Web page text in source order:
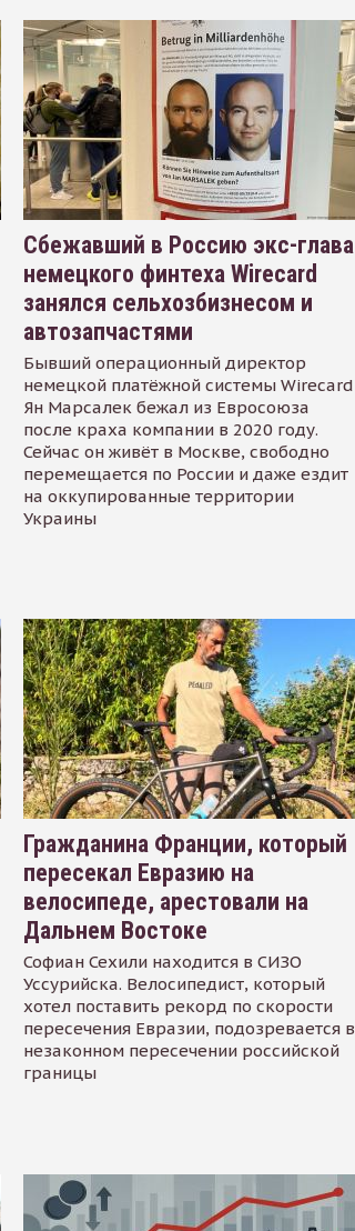
Сбежавший в Россию экс-глава
немецкого финтеха Wirecard
занялся сельхозбизнесом и
автозапчастями
Бывший операционный директор
немецкой платёжной системы Wirecard
Ян Марсалек бежал из Евросоюза
после краха компании в 2020 году.
Сейчас он живёт в Москве, свободно
перемещается по России и даже ездит
на оккупированные территории
Украины
Гражданина Франции, который
пересекал Евразию на
велосипеде, арестовали на
Дальнем Востоке
Софиан Сехили находится в СИЗО
Уссурийска. Велосипедист, который
хотел поставить рекорд по скорости
пересечения Евразии, подозревается в
незаконном пересечении российской
границы